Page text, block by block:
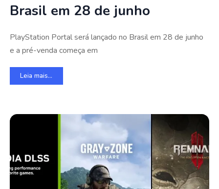
Brasil em 28 de junho
PlayStation Portal será lançado no Brasil em 28 de junho
e a pré-venda começa em
Leia mais...